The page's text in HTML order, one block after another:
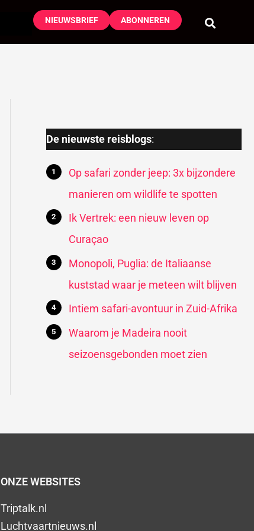
ABONNEREN
NIEUWSBRIEF
De nieuwste reisblogs:
Op safari zonder jeep: 3x bijzondere
manieren om wildlife te spotten
Ik Vertrek: een nieuw leven op
Curaçao
Monopoli, Puglia: de Italiaanse
kuststad waar je meteen wilt blijven
Intiem safari-avontuur in Zuid-Afrika
Waarom je Madeira nooit
seizoensgebonden moet zien
ONZE WEBSITES
Triptalk.nl
Luchtvaartnieuws.nl